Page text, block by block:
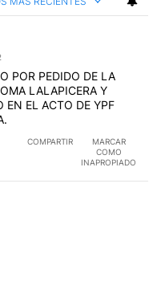
POR PEDIDO DE LA
LALAPICERA Y
EN EL ACTO DE YPF
COMPARTIR
MARCAR
COMO
INAPROPIADO